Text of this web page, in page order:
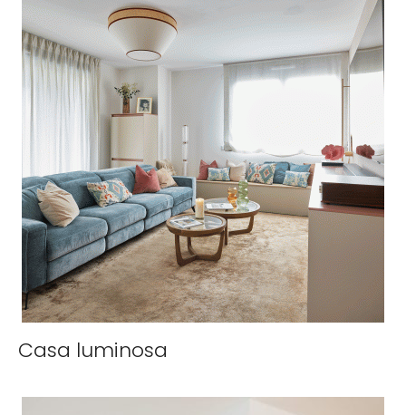
Casa luminosa